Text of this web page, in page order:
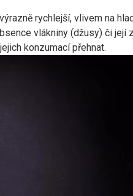
rychlejší, vlivem na
vlákniny (džusy) či její
konzumací přehnat.